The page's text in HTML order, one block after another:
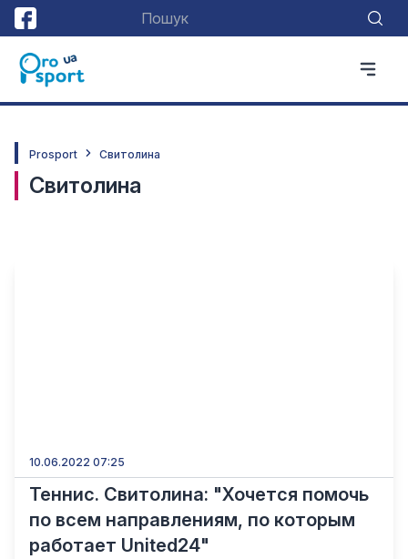
Prosport Свитолина
Свитолина
10.06.2022 07:25
Теннис. Свитолина: "Хочется помочь
по всем направлениям, по которым
работает United24"